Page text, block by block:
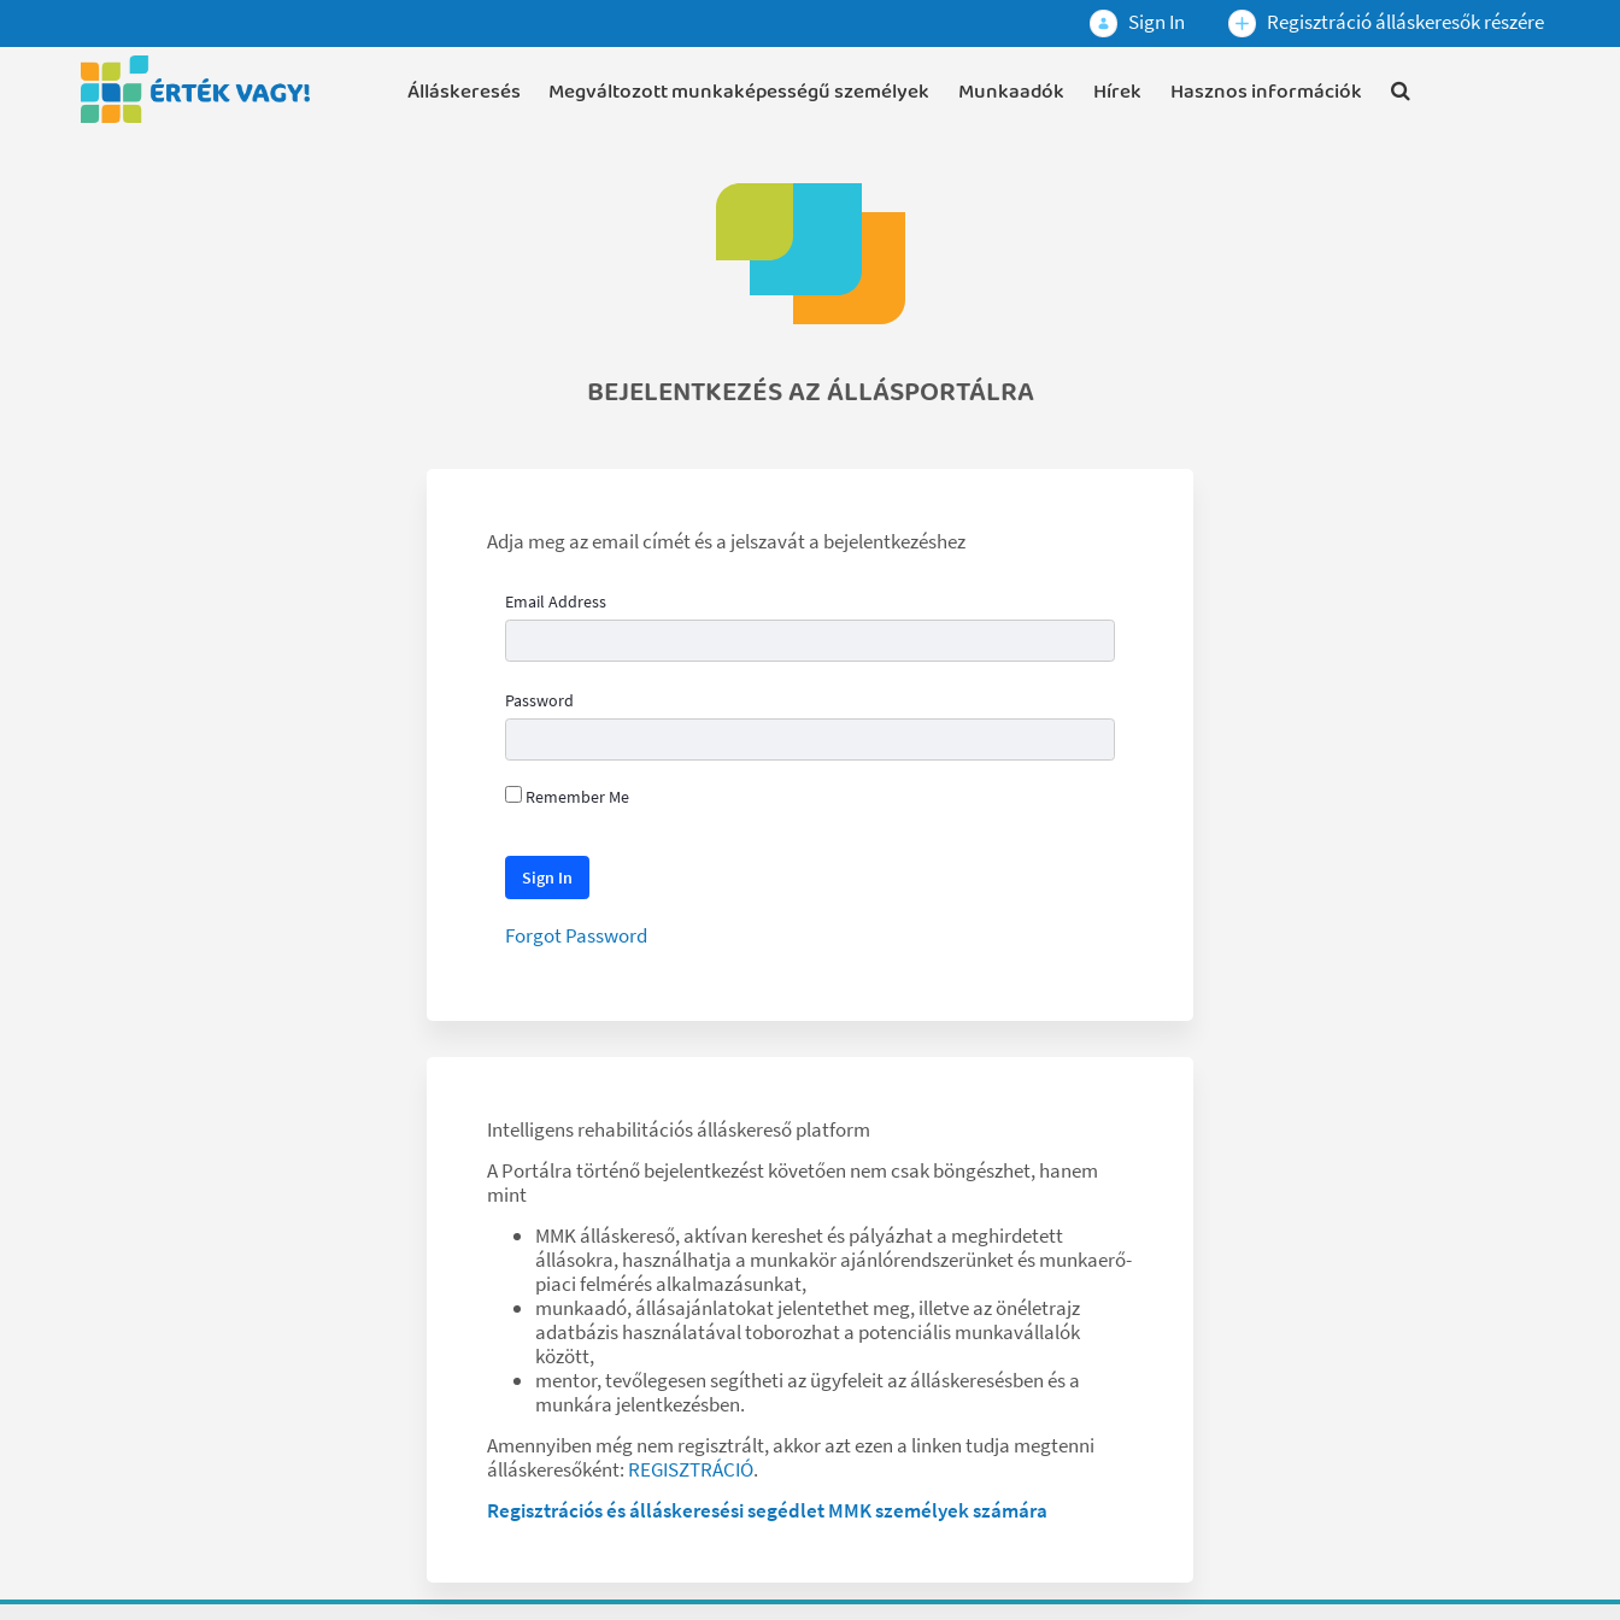
Sign In Regisztráció álláskeresők részére
Álláskeresés Megváltozott munkaképességű személyek Munkaadók Hírek Hasznos információk
BEJELENTKEZÉS AZ ÁLLÁSPORTÁLRA
Adja meg az email címét és a jelszavát a bejelentkezéshez
Email Address
Password
Remember Me
Sign In
Forgot Password
Intelligens rehabilitációs álláskereső platform
A Portálra történő bejelentkezést követően nem csak böngészhet, hanem
mint
MMK álláskereső, aktívan kereshet és pályázhat a meghirdetett
állásokra, használhatja a munkakör ajánlórendszerünket és munkaerő-
piaci felmérés alkalmazásunkat,
munkaadó, állásajánlatokat jelentethet meg, illetve az önéletrajz
adatbázis használatával toborozhat a potenciális munkavállalók
között,
mentor, tevőlegesen segítheti az ügyfeleit az álláskeresésben és a
munkára jelentkezésben.
Amennyiben még nem regisztrált, akkor azt ezen a linken tudja megtenni
álláskeresőként: REGISZTRÁCIÓ.
Regisztrációs és álláskeresési segédlet MMK személyek számára